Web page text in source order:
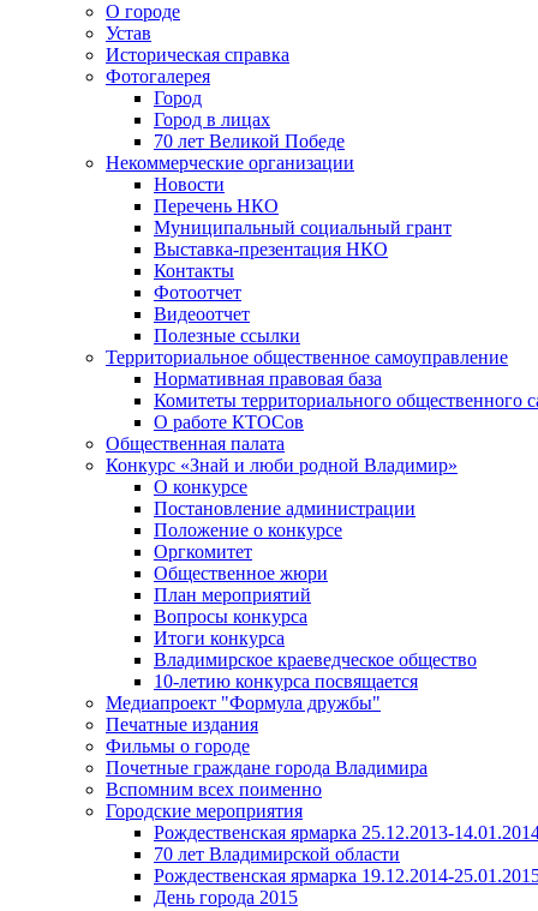
О городе
Устав
Историческая справка
Фотогалерея
Город
Город в лицах
70 лет Великой Победе
Некоммерческие организации
Новости
Перечень НКО
Муниципальный социальный грант
Выставка-презентация НКО
Контакты
Фотоотчет
Видеоотчет
Полезные ссылки
Территориальное общественное самоуправление
Нормативная правовая база
Комитеты территориального общественного
О работе КТОСов
Общественная палата
Конкурс «Знай и люби родной Владимир»
О конкурсе
Постановление администрации
Положение о конкурсе
Оргкомитет
Общественное жюри
План мероприятий
Вопросы конкурса
Итоги конкурса
Владимирское краеведческое общество
10-летию конкурса посвящается
Медиапроект "Формула дружбы"
Печатные издания
Фильмы о городе
Почетные граждане города Владимира
Вспомним всех поименно
Городские мероприятия
Рождественская ярмарка 25.12.2013-
70 лет Владимирской области
Рождественская ярмарка 19.12.2014-
День города 2015